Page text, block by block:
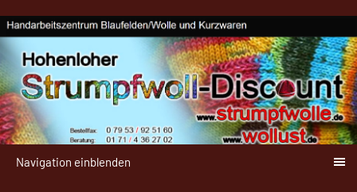
Navigation einblenden